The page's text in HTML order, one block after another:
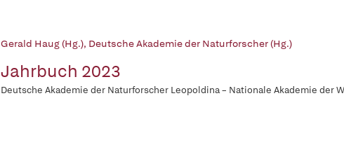
Gerald Haug (Hg.), Deutsche Akademie der Naturforscher (Hg.)
Jahrbuch 2023
Deutsche Akademie der Naturforscher Leopoldina – Nationale Akademie der